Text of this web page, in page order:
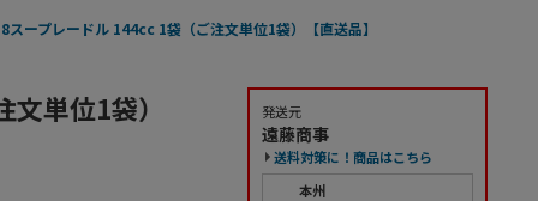
スープレードル 144cc 1袋（ご注文単位1袋）【直送品】
単位1袋）
発送元
遠藤商事
送料対策に！商品はこちら
本州